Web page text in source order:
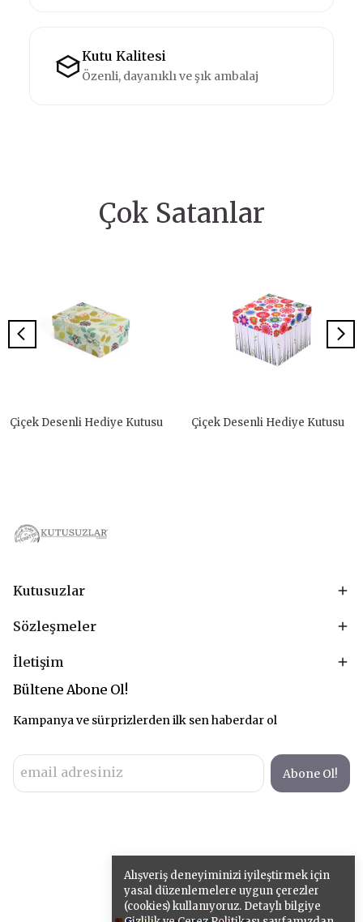
Alışveriş deneyiminizi iyileştirmek için
yasal düzenlemelere uygun çerezler
(cookies) kullanıyoruz. Detaylı bilgiye
Kutu Kalitesi
Özenli, dayanıklı ve şık ambalaj
Çok Satanlar
Çiçek Desenli Hediye Kutusu Çiçek Desenli Hediye Kutusu
Kutusuzlar
Sözleşmeler
İletişim
Bültene Abone Ol!
Kampanya ve sürprizlerden ilk sen haberdar ol
Abone Ol!